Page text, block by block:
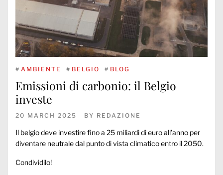
# AMBIENTE # BELGIO # BLOG
Emissioni di carbonio: il Belgio
investe
20 MARCH 2025 BY REDAZIONE
Il belgio deve investire fino a 25 miliardi di euro all’anno per
diventare neutrale dal punto di vista climatico entro il 2050.
Condividilo!